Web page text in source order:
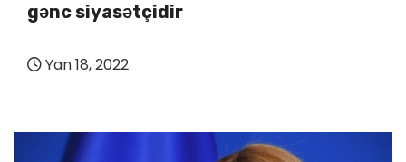
gənc siyasətçidir
Yan 18, 2022